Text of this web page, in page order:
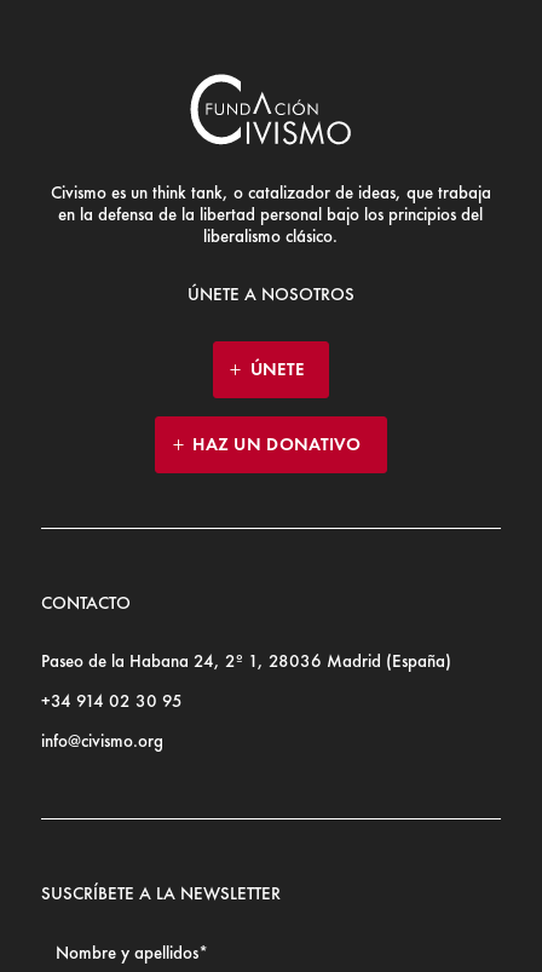
Civismo es un think tank, o catalizador de ideas, que trabaja
en la defensa de la libertad personal bajo los principios del
liberalismo clásico.
ÚNETE A NOSOTROS
ÚNETE
HAZ UN DONATIVO
CONTACTO
Paseo de la Habana 24, 2º 1, 28036 Madrid (España)
+34 914 02 30 95
info@civismo.org
SUSCRÍBETE A LA NEWSLETTER